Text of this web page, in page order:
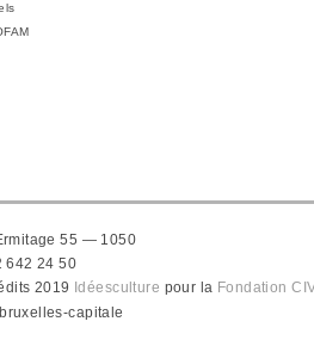
55 — 1050
642 24 50
2019 Idéesculture pour la Fondation